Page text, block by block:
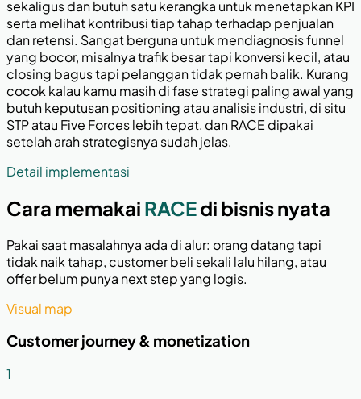
sekaligus dan butuh satu kerangka untuk menetapkan KPI
serta melihat kontribusi tiap tahap terhadap penjualan
dan retensi. Sangat berguna untuk mendiagnosis funnel
yang bocor, misalnya trafik besar tapi konversi kecil, atau
closing bagus tapi pelanggan tidak pernah balik. Kurang
cocok kalau kamu masih di fase strategi paling awal yang
butuh keputusan positioning atau analisis industri, di situ
STP atau Five Forces lebih tepat, dan RACE dipakai
setelah arah strategisnya sudah jelas.
Detail implementasi
Cara memakai RACEdi bisnis nyata
Pakai saat masalahnya ada di alur: orang datang tapi
tidak naik tahap, customer beli sekali lalu hilang, atau
offer belum punya next step yang logis.
Visual map
Customer journey & monetization
1